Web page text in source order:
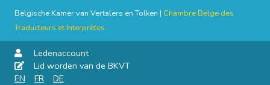
Belgische Kamer van Vertalers en Tolken | Chambre Belge des
Traducteurs et Interprètes
Ledenaccount
Lid worden van de BKVT
EN
FR DE